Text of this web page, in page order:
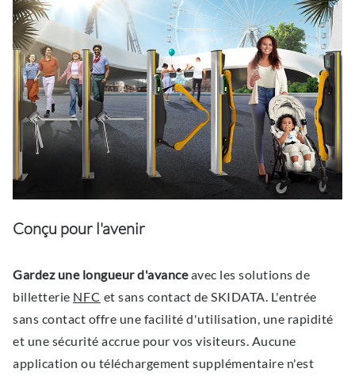
Conçu pour l'avenir
Gardez une longueur d'avanceavec les solutions de
billetterie NFC et sans contact de SKIDATA. L'entrée
sans contact offre une facilité d'utilisation, une rapidité
et une sécurité accrue pour vos visiteurs. Aucune
application ou téléchargement supplémentaire n'est